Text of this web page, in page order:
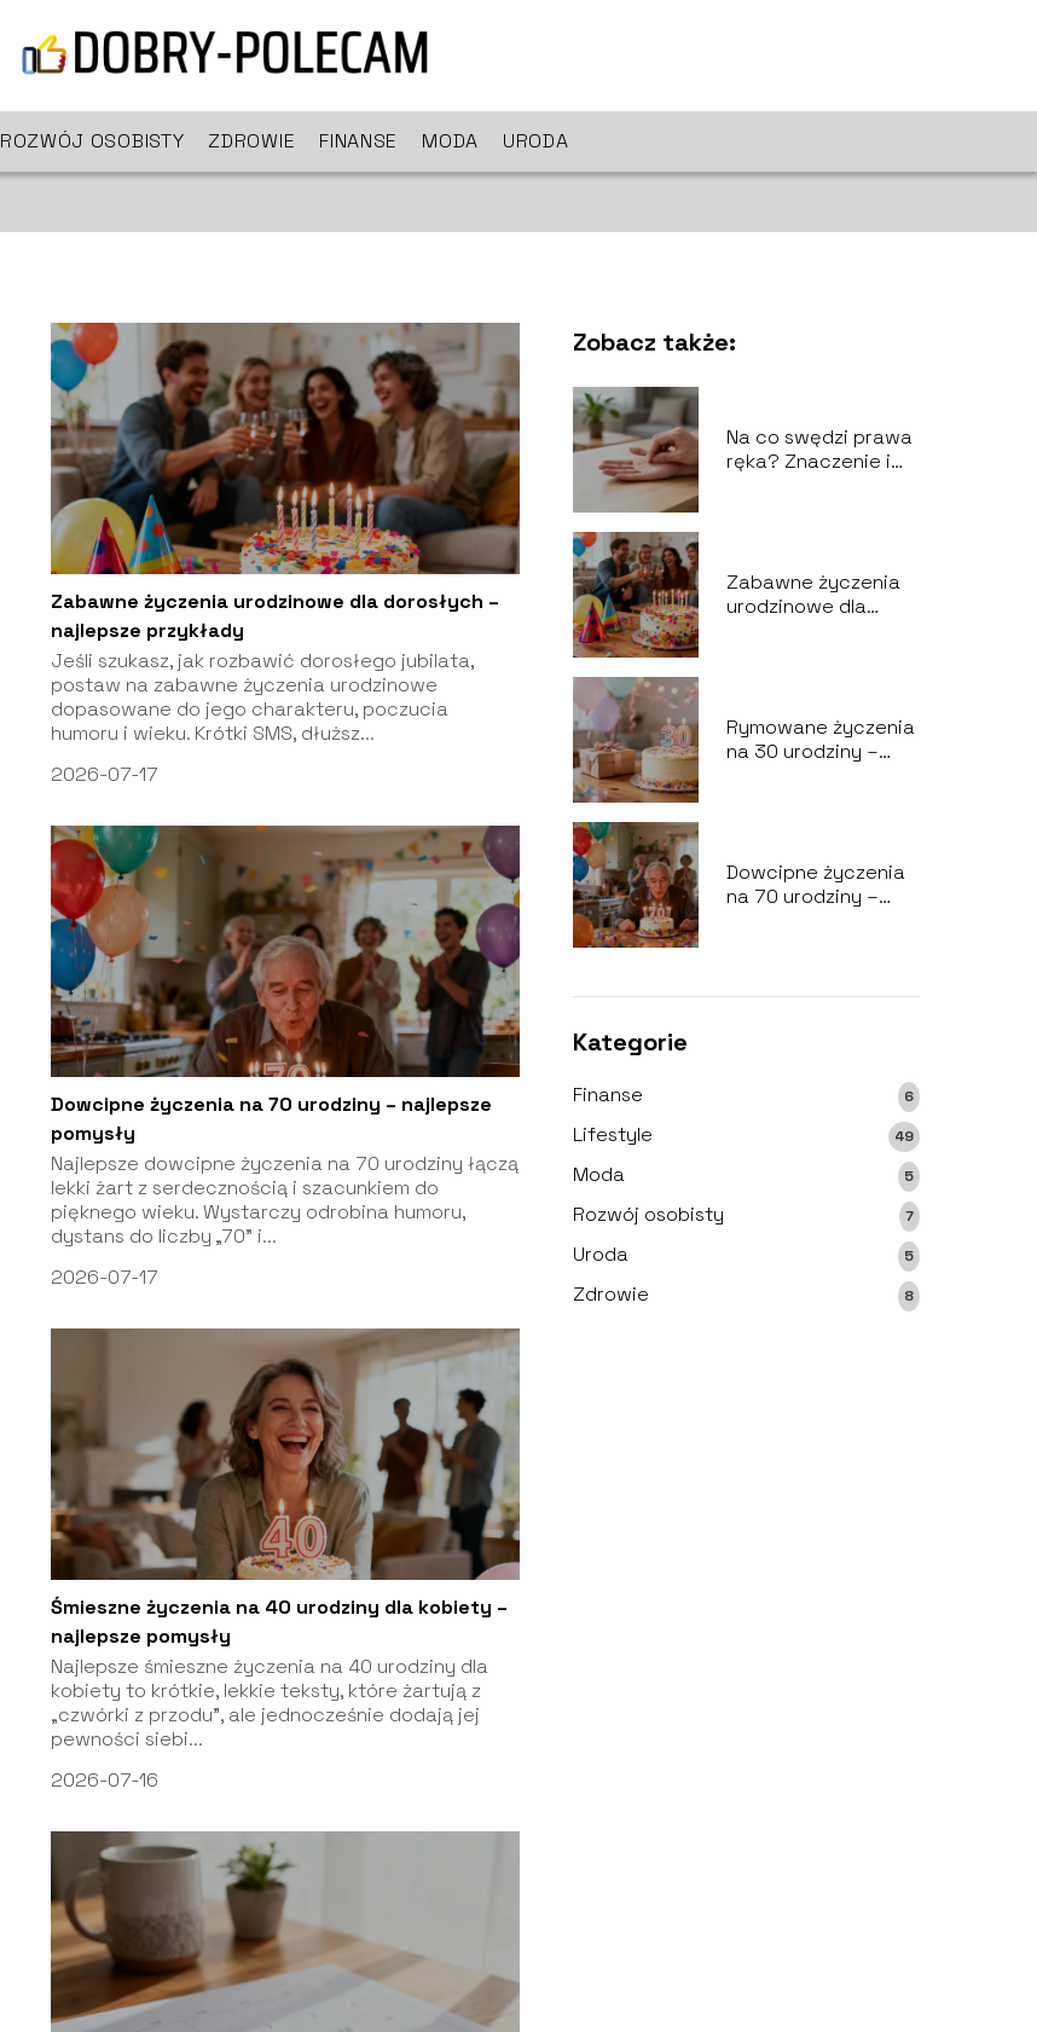
ROZWÓJ OSOBISTY ZDROWIE FINANSE MODA URODA
Zabawne życzenia urodzinowe dla dorosłych –
najlepsze przykłady
Jeśli szukasz, jak rozbawić dorosłego jubilata,
postaw na zabawne życzenia urodzinowe
dopasowane do jego charakteru, poczucia
humoru i wieku. Krótki SMS, dłuższ...
2026-07-17
Dowcipne życzenia na 70 urodziny – najlepsze
pomysły
Najlepsze dowcipne życzenia na 70 urodziny łączą
lekki żart z serdecznością i szacunkiem do
pięknego wieku. Wystarczy odrobina humoru,
dystans do liczby „70” i...
2026-07-17
Śmieszne życzenia na 40 urodziny dla kobiety –
najlepsze pomysły
Najlepsze śmieszne życzenia na 40 urodziny dla
kobiety to krótkie, lekkie teksty, które żartują z
„czwórki z przodu”, ale jednocześnie dodają jej
pewności siebi...
2026-07-16
Zobacz także:
Na co swędzi prawa
ręka? Znaczenie i
Zabawne życzenia
urodzinowe dla
Rymowane życzenia
na 30 urodziny –
Dowcipne życzenia
na 70 urodziny –
Kategorie
Finanse 6
Lifestyle 49
Moda 5
Rozwój osobisty 7
Uroda 5
Zdrowie 8